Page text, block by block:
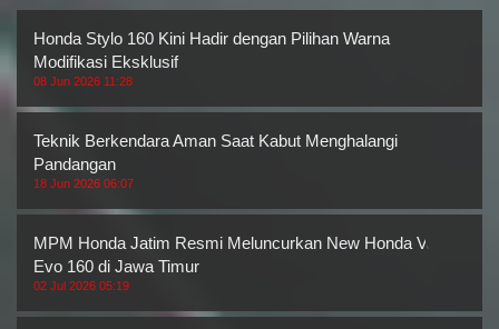
Honda Stylo 160 Kini Hadir dengan Pilihan Warna
Modifikasi Eksklusif
08 Jun 2026 11:28
Teknik Berkendara Aman Saat Kabut Menghalangi
Pandangan
18 Jun 2026 06:07
MPM Honda Jatim Resmi Meluncurkan New Honda Vario
Evo 160 di Jawa Timur
02 Jul 2026 05:19